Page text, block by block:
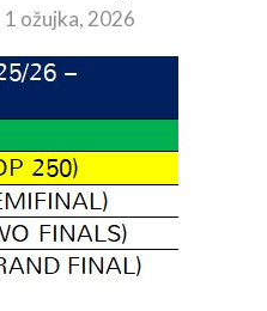
1 ožujka, 2026